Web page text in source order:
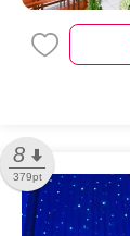
8
379pt